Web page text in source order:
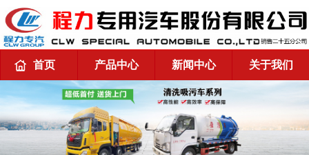
首页 产品中心 新闻中心 关于我们